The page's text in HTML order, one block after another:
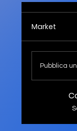
Market
Pubblica